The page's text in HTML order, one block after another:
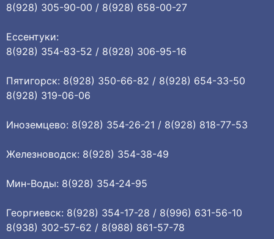
8(928) 305-90-00 / 8(928) 658-00-27
Ессентуки:
8(928) 354-83-52 / 8(928) 306-95-16
Пятигорск: 8(928) 350-66-82 / 8(928) 654-33-50
8(928) 319-06-06
Иноземцево: 8(928) 354-26-21 / 8(928) 818-77-53
Железноводск: 8(928) 354-38-49
Мин-Воды: 8(928) 354-24-95
Георгиевск: 8(928) 354-17-28 / 8(996) 631-56-10
8(938) 302-57-62 / 8(988) 861-57-78